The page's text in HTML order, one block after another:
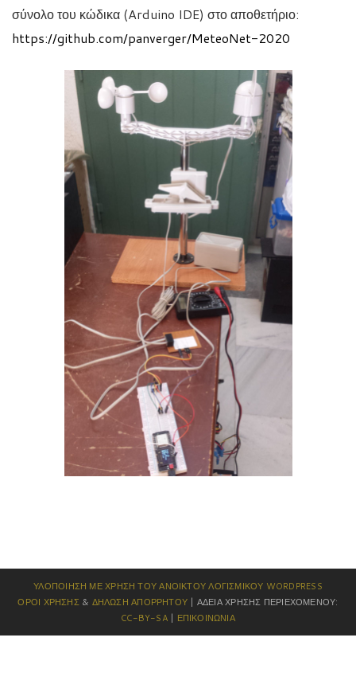
σύνολο του κώδικα (Arduino IDE) στο αποθετήριο:
https://github.com/panverger/MeteoNet-2020
ΥΛΟΠΟΊΗΣΗ ΜΕ ΧΡΉΣΗ ΤΟΥ ΑΝΟΙΚΤΟΎ ΛΟΓΙΣΜΙΚΟΎ WORDPRESS
ΌΡΟΙ ΧΡΉΣΗΣ& ΔΉΛΩΣΗ ΑΠΟΡΡΉΤΟΥ | ΆΔΕΙΑ ΧΡΉΣΗΣ ΠΕΡΙΕΧΟΜΈΝΟΥ:
CC-BY-SA| ΕΠΙΚΟΙΝΩΝΊΑ